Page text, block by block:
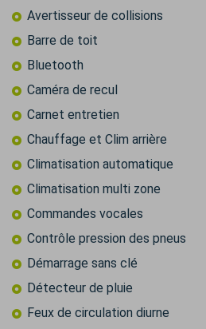
Avertisseur de collisions
Barre de toit
Bluetooth
Caméra de recul
Carnet entretien
Chauffage et Clim arrière
Climatisation automatique
Climatisation multi zone
Commandes vocales
Contrôle pression des pneus
Démarrage sans clé
Détecteur de pluie
Feux de circulation diurne